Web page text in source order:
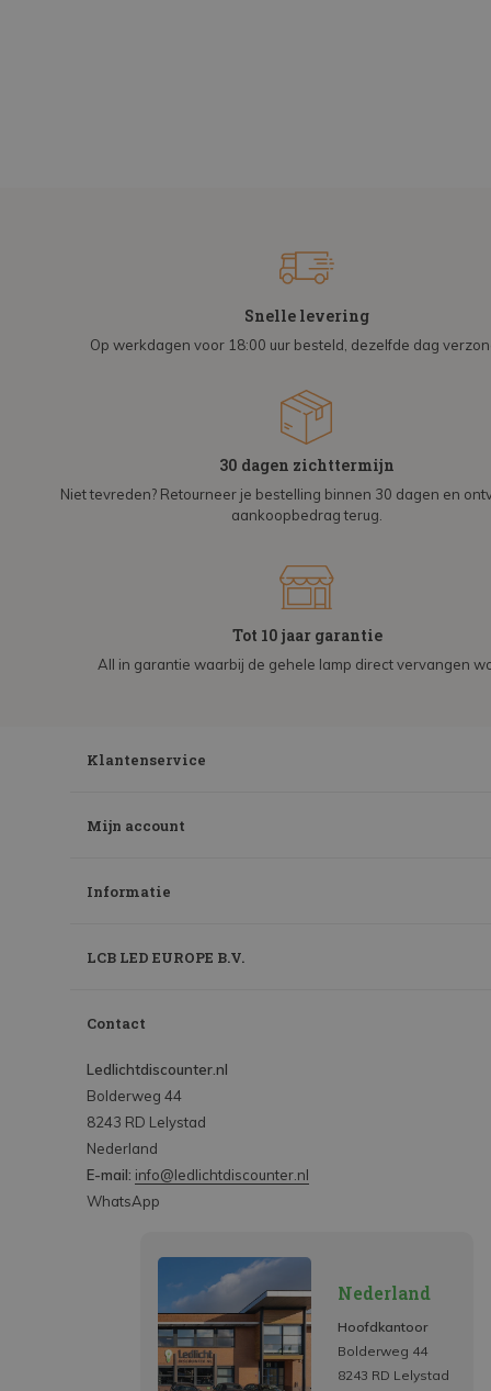
Snelle levering
Op werkdagen voor 18:00 uur besteld, dezelfde dag
30 dagen zichttermijn
Niet tevreden? Retourneer je bestelling binnen 30 dagen en
aankoopbedrag terug.
Tot 10 jaar garantie
All in garantie waarbij de gehele lamp direct vervangen
Klantenservice
Mijn account
Informatie
LCB LED EUROPE B.V.
Contact
Ledlichtdiscounter.nl
Bolderweg 44
8243 RD Lelystad
Nederland
E-mail: info@ledlichtdiscounter.nl
WhatsApp
Nederland
Hoofdkantoor
Bolderweg 44
8243 RD Lelystad